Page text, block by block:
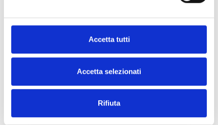
Accetta tutti
Accetta selezionati
Rifiuta